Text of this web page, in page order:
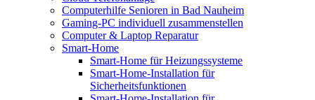
Computerhilfe Senioren in Bad Nauheim
Gaming-PC individuell zusammenstellen
Computer & Laptop Reparatur
Smart-Home
Smart-Home für Heizungssysteme
Smart-Home-Installation für
Sicherheitsfunktionen